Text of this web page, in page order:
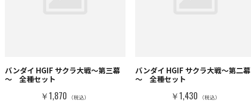
バンダイ HGIF サクラ大戦～第三幕
～ 全種セット
￥1,870 （税込）
バンダイ HGIF サクラ大戦～第二幕
～ 全種セット
￥1,430 （税込）